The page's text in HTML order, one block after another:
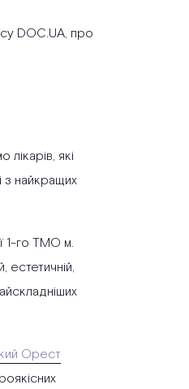
DOC.UA, про
які
з найкращих
1-го ТМО м.
естетичній,
Орест